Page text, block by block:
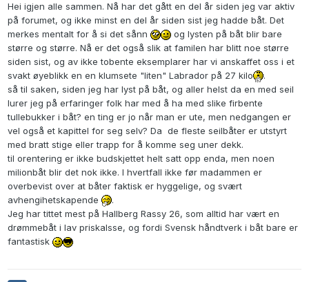
Hei igjen alle sammen. Nå har det gått en del år siden jeg var aktiv
på forumet, og ikke minst en del år siden sist jeg hadde båt. Det
merkes mentalt for å si det sånn
og lysten på båt blir bare
større og større. Nå er det også slik at familen har blitt noe større
siden sist, og av ikke tobente eksemplarer har vi anskaffet oss i et
svakt øyeblikk en en klumsete "liten" Labrador på 27 kilo
.
så til saken, siden jeg har lyst på båt, og aller helst da en med seil
lurer jeg på erfaringer folk har med å ha med slike firbente
tullebukker i båt? en ting er jo når man er ute, men nedgangen er
vel også et kapittel for seg selv? Da de fleste seilbåter er utstyrt
med bratt stige eller trapp for å komme seg uner dekk.
til orentering er ikke budskjettet helt satt opp enda, men noen
milionbåt blir det nok ikke. I hvertfall ikke før madammen er
overbevist over at båter faktisk er hyggelige, og svært
avhengihetskapende
.
Jeg har tittet mest på Hallberg Rassy 26, som alltid har vært en
drømmebåt i lav priskalsse, og fordi Svensk håndtverk i båt bare er
fantastisk